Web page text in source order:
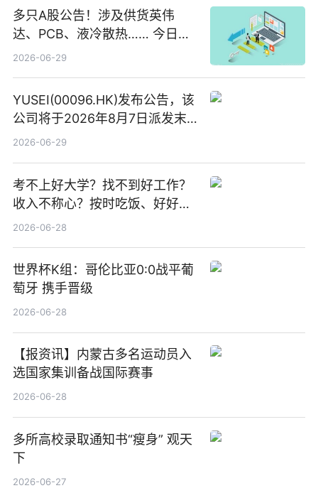
多只A股公告！涉及供货英伟
达、PCB、液冷散热…… 今日快
讯
2026-06-29
YUSEI(00096.HK)发布公告，该
公司将于2026年8月7日派发末
期股息每股人民币0.013元 每日
2026-06-29
考不上好大学？找不到好工作？
收入不称心？按时吃饭、好好睡
觉
2026-06-28
世界杯K组：哥伦比亚0:0战平葡
萄牙 携手晋级
2026-06-28
【报资讯】内蒙古多名运动员入
选国家集训备战国际赛事
2026-06-28
多所高校录取通知书“瘦身” 观天
下
2026-06-27